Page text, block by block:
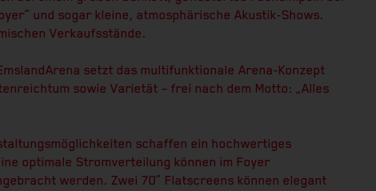
und sogar kleine, atmosphärische Akustik-Shows.
Verkaufsstände.
setzt das multifunktionale Arena-Konzept
sowie Varietät – frei nach dem Motto: „Alles
schaffen ein hochwertiges
optimale Stromverteilung können im Foyer
werden. Zwei 70“ Flatscreens können elegant